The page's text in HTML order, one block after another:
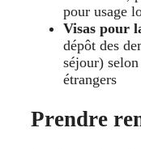
pour usage
Visas pour
dépôt des
séjour)
étrangers
Prendre